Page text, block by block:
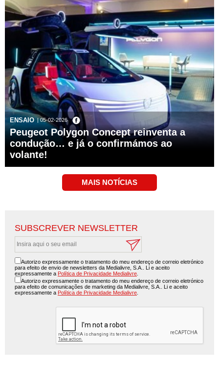
ENSAIO | 05-02-2026
Peugeot Polygon Concept reinventa a
condução… e já o confirmámos ao
volante!
SUBSCREVER NEWSLETTER
Autorizo expressamente o tratamento do meu endereço de correio eletrónico
para efeito de envio de newsletters da Medialivre, S.A.. Li e aceito
expressamente a Política de Privacidade Medialivre
Autorizo expressamente o tratamento do meu endereço de correio eletrónico
para efeito de comunicações de marketing da Medialivre, S.A.. Li e aceito
expressamente a Política de Privacidade Medialivre